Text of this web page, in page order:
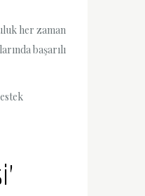
her zaman
başarılı